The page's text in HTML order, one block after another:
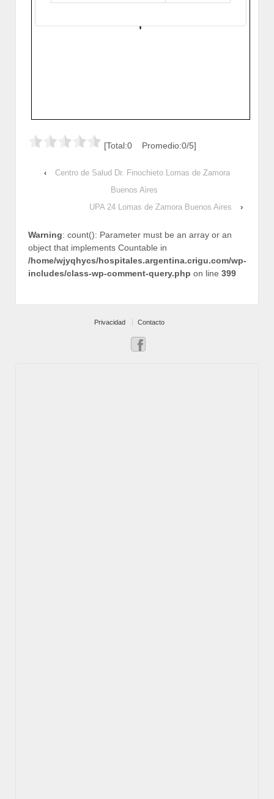
[Total:0 Promedio:0/5]
‹
Centro de Salud Dr. Finochieto Lomas de Zamora
Buenos Aires
UPA 24 Lomas de Zamora Buenos Aires
›
Warning: count(): Parameter must be an array or an
object that implements Countable in
/home/wjyqhycs/hospitales.argentina.crigu.com/wp-
includes/class-wp-comment-query.php on line 399
Privacidad Contacto